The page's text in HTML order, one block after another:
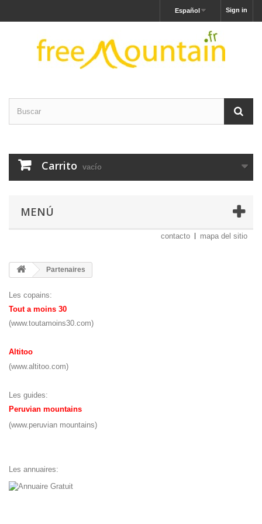
Sign in
Español
Carrito vacío
MENÚ
contacto mapa del sitio
Partenaires
Les copains:
Tout a moins 30
(www.toutamoins30.com)
Altitoo
(www.altitoo.com)
Les guides:
Peruvian mountains
(www.peruvian mountains)
Les annuaires: